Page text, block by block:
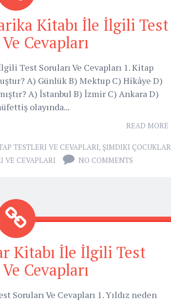
Kitabı İle İlgili Test
Cevapları
Test Soruları Ve Cevapları 1. Kitap
A) Günlük B) Mektup C) Hikâye D)
A) İstanbul B) İzmir C) Ankara D)
olayında...
READ MORE
TESTLERI VE CEVAPLARI, ŞIMDIKI ÇOCUKLAR
VE CEVAPLARI
NO COMMENTS
Kitabı İle İlgili Test
Cevapları
Soruları Ve Cevapları 1. Yıldız neden